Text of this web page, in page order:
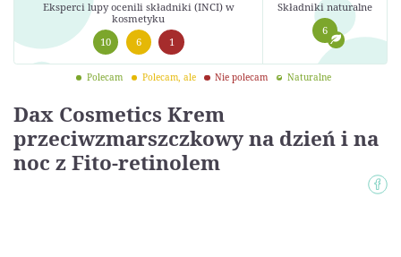
Dax Cosmetics Krem
przeciwzmarszczkowy na dzień i na
noc z Fito-retinolem
Eksperci lupy ocenili składniki (INCI) w
kosmetyku
10
6 1
Składniki naturalne
6
Polecam Polecam, ale Nie polecam Naturalne